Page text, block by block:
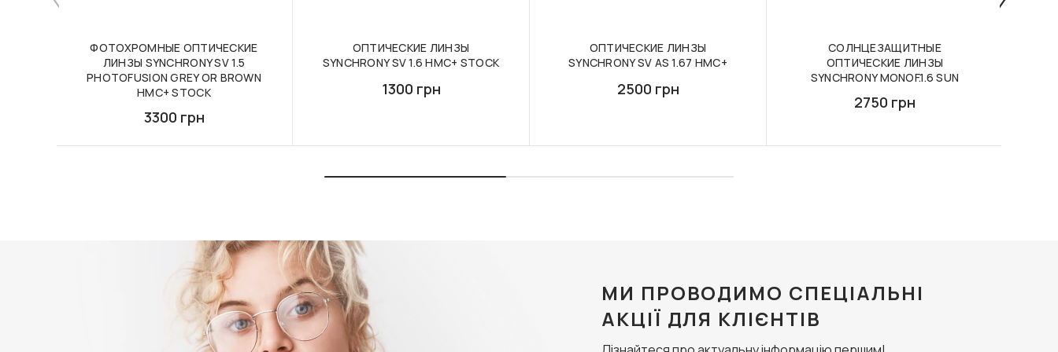
ФОТОХРОМНЫЕ ОПТИЧЕСКИЕ
ЛИНЗЫ SYNCHRONY SV 1.5
PHOTOFUSION GREY OR BROWN
HMC+ STOCK
3300 грн
ОПТИЧЕСКИЕ ЛИНЗЫ
SYNCHRONY SV 1.6 HMC+ STOCK
1300 грн
ОПТИЧЕСКИЕ ЛИНЗЫ
SYNCHRONY SV AS 1.67 HMC+
2500 грн
СОЛНЦЕЗАЩИТНЫЕ
ОПТИЧЕСКИЕ ЛИНЗЫ
SYNCHRONY MONOF.1.6 SUN
2750 грн
МИ ПРОВОДИМО СПЕЦІАЛЬНІ
АКЦІЇ ДЛЯ КЛІЄНТІВ